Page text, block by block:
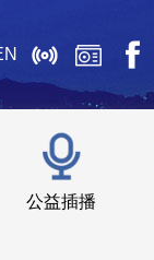
公益插播